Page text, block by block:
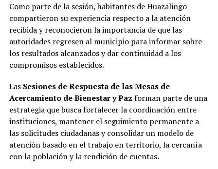
Como parte de la sesión, habitantes de Huazalingo
compartieron su experiencia respecto a la atención
recibida y reconocieron la importancia de que las
autoridades regresen al municipio para informar sobre
los resultados alcanzados y dar continuidad a los
compromisos establecidos.
Las Sesiones de Respuesta de las Mesas de
Acercamiento de Bienestar y Paz forman parte de una
estrategia que busca fortalecer la coordinación entre
instituciones, mantener el seguimiento permanente a
las solicitudes ciudadanas y consolidar un modelo de
atención basado en el trabajo en territorio, la cercanía
con la población y la rendición de cuentas.